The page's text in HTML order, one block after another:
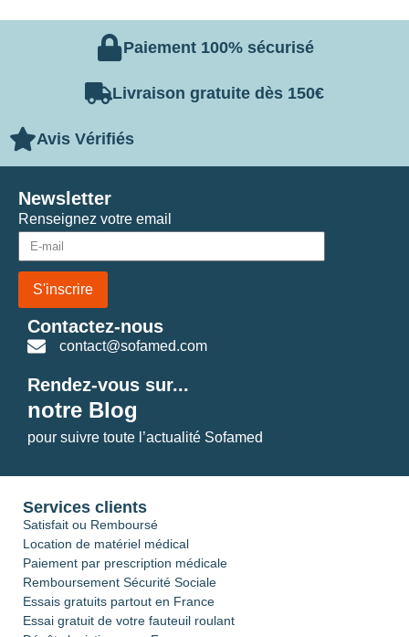
Paiement 100% sécurisé
Livraison gratuite dès 150€
Avis Vérifiés
Renseignez votre email
S'inscrire
Newsletter
Contactez-nous
contact@sofamed.com
Rendez-vous sur...
notre Blog
pour suivre toute l’actualité Sofamed
Services clients
Satisfait ou Remboursé
Location de matériel médical
Paiement par prescription médicale
Remboursement Sécurité Sociale
Essais gratuits partout en France
Essai gratuit de votre fauteuil roulant